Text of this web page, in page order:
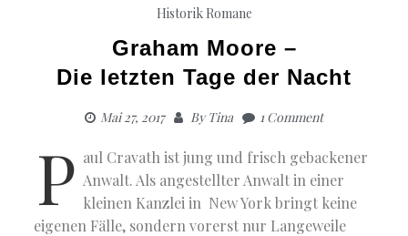
Historik Romane
Graham Moore –
Die letzten Tage der Nacht
Mai 27, 2017 ByTina 1 Comment
P aul Cravath ist jung und frisch gebackener
Anwalt. Als angestellter Anwalt in einer
kleinen Kanzlei in New York bringt keine
eigenen Fälle, sondern vorerst nur Langeweile